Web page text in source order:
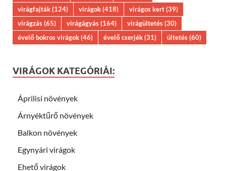
virágfajták(124) virágok(418) virágos kert(39)
virágzás(65) virágágyás(164) virágültetés(30)
évelő bokros virágok(46) évelő cserjék(31) ültetés(60)
VIRÁGOK KATEGÓRIÁI:
Áprilisi növények
Árnyéktűrő növények
Balkon növények
Egynyári virágok
Ehető virágok